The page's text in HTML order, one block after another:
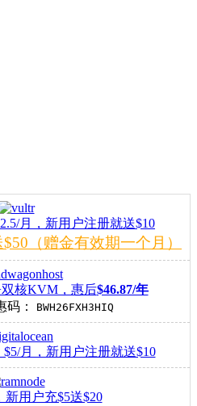
月，新用户注册就送$10
（赠金有效期一个月）
核KVM，惠后$46.87/年
码：
BWH26FXH3HIQ
$5/月，新用户注册就送$10
新用户充$5送$20